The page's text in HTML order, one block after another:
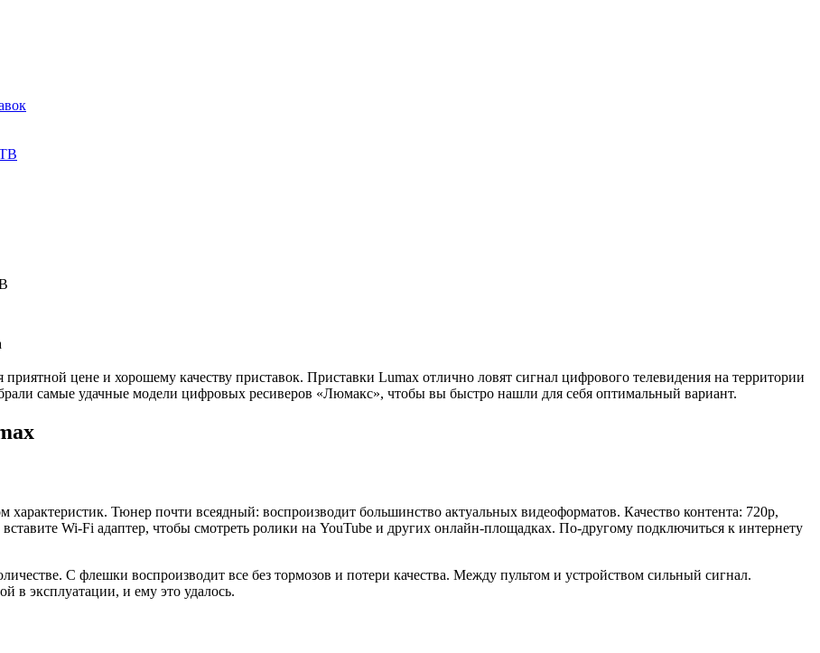
цене и хорошему качеству приставок. Приставки Lumax отлично ловят сигнал цифрового телевидения на территории
самые удачные модели цифровых ресиверов «Люмакс», чтобы вы быстро нашли для себя оптимальный вариант.
Тюнер почти всеядный: воспроизводит большинство актуальных видеоформатов. Качество контента: 720p,
Wi-Fi адаптер, чтобы смотреть ролики на YouTube и других онлайн-площадках. По-другому подключиться к интернету
С флешки воспроизводит все без тормозов и потери качества. Между пультом и устройством сильный сигнал.
в эксплуатации, и ему это удалось.